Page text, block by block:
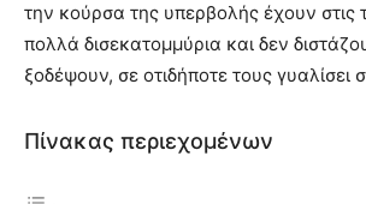
την κούρσα της υπερβολής έχουν στις
πολλά δισεκατομμύρια και δεν
ξοδέψουν, σε οτιδήποτε τους γυαλίσει
Πίνακας περιεχομένων